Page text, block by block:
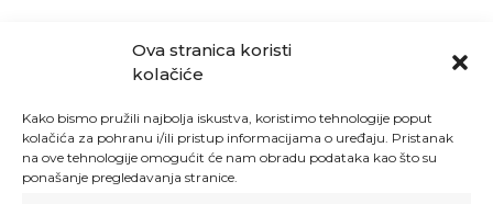
Ova stranica koristi
kolačiće
Kako bismo pružili najbolja iskustva, koristimo tehnologije poput
kolačića za pohranu i/ili pristup informacijama o uređaju. Pristanak
na ove tehnologije omogućit će nam obradu podataka kao što su
ponašanje pregledavanja stranice.